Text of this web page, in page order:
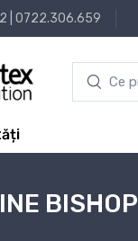
0722.306.659
BISHOP